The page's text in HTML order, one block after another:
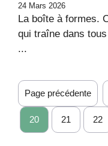
24 Mars 2026
La boîte à formes.
qui traîne dans
...
Page précédente
20 21 22